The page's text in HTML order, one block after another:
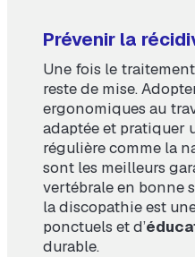
Prévenir la
Une fois le
reste de mise.
ergonomiques au
adaptée et pratiquer
régulière comme la
sont les meilleurs
vertébrale en bonne
la discopathie est
ponctuels et d’
durable.